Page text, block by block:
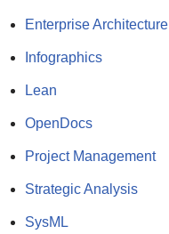
Enterprise Architecture
Infographics
Lean
OpenDocs
Project Management
Strategic Analysis
SysML